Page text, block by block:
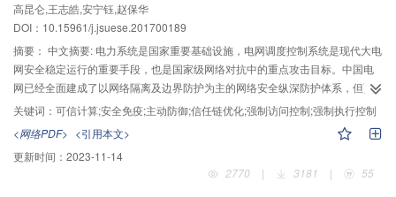
洪-通航协同下中游强冲刷河段航道整治技术、下游复杂多分汊河段航道滩槽调
控技术、径潮流河段深水航道协调治理与减淤技术等；5）研究长江航道整治工
程的生境融入及再造技术，构建生态友好型航道整治模式。最后，将五大重点
研究内容细分为八大前沿研究方向：1）新水沙条件下长江航道演变机理及趋势
预测；2）长江生态航道架构及评价方法体系；3）多目标协同下长江黄金航道
承载力及提升潜力；4）多库联调下卵石滩群联动航道整治技术；5）防洪-通航
协同下强冲刷河段航道整治技术；6）复杂多分汊河段航道滩槽调控技术；7）
术。基于以上内容，初步构建长江航道整治技术研究体系，以期为提高黄金航
高昆仑,王志皓,安宁钰,赵保华
DOI：10.15961/j.jsuese.201700189
摘要： 中文摘要: 电力系统是国家重要基础设施，电网调度控制系统是现代大电
网安全稳定运行的重要手段，也是国家级网络对抗中的重点攻击目标。中国电
网已经全面建成了以网络隔离及边界防护为主的网络安全纵深防护体系，但面
对以快速演进的恶意代码为主要技术手段的APT攻击，存在防护技术滞后于攻
击手段、安全功能制约于业务功能、防护措施影响控制业务实时性等问题。可
信计算是一种运算与保护并行结构的计算模式，通过保持计算环境及计算逻辑
的完整性，为计算平台提供了对恶意代码、非法操作的自主免疫能力。基于可
信计算技术，建立电力监测控制系统网络安全免疫系统，由控制主站系统电力
关键词： 可信计算;安全免疫;主动防御;信任链优化;强制访问控制;强制执行控制
<网络PDF> <引用本文>
更新时间： 2023-11-14
2770
| 3181 | 55